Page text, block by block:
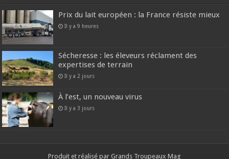
Prix du lait européen : la France résiste mieux
Il y a 9 heures
Sécheresse : les éleveurs réclament des
expertises de terrain
Il y a 2 jours
À l’est, un nouveau virus
Il y a 3 jours
Produit et réalisé par Grands Troupeaux Mag